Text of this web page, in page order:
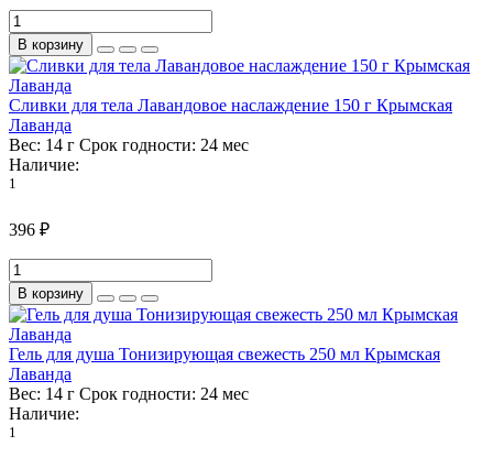
В корзину
Сливки для тела Лавандовое наслаждение 150 г Крымская
Лаванда
Вес: 14 г Срок годности: 24 мес
Наличие:
1
396 ₽
В корзину
Гель для душа Тонизирующая свежесть 250 мл Крымская
Лаванда
Вес: 14 г Срок годности: 24 мес
Наличие:
1